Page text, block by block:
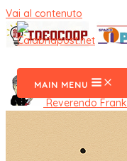
Vai al contenuto
MAIN MENU
Reverendo Frank